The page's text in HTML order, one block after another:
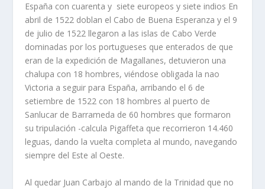
España con cuarenta y siete europeos y siete indios En
abril de 1522 doblan el Cabo de Buena Esperanza y el 9
de julio de 1522 llegaron a las islas de Cabo Verde
dominadas por los portugueses que enterados de que
eran de la expedición de Magallanes, detuvieron una
chalupa con 18 hombres, viéndose obligada la nao
Victoria a seguir para España, arribando el 6 de
setiembre de 1522 con 18 hombres al puerto de
Sanlucar de Barrameda de 60 hombres que formaron
su tripulación -calcula Pigaffeta que recorrieron 14.460
leguas, dando la vuelta completa al mundo, navegando
siempre del Este al Oeste.
Al quedar Juan Carbajo al mando de la Trinidad que no